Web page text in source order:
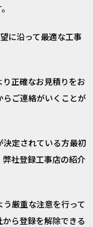
に沿って最適な工事
正確なお見積りをお
ご連絡がいくことが
定されている方最初
社登録工事店の紹介
厳重な注意を行って
ら登録を解除できる